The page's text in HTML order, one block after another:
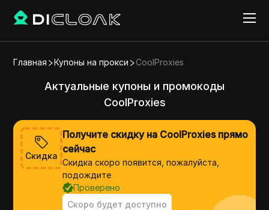
Главная Купоны на прокси CoolProxies
Актуальные купоны и промокоды
CoolProxies
Скидка
Получите скидку на CoolProxies прямо
сейчас
Скидка скоро появится, пожалуйста,
подождите
Проверено
Скоро будет доступно